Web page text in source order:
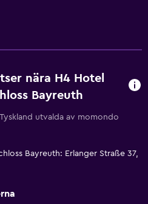
nära H4 Hotel
Bayreuth
utvalda av momondo
Bayreuth: Erlanger Straße 37,